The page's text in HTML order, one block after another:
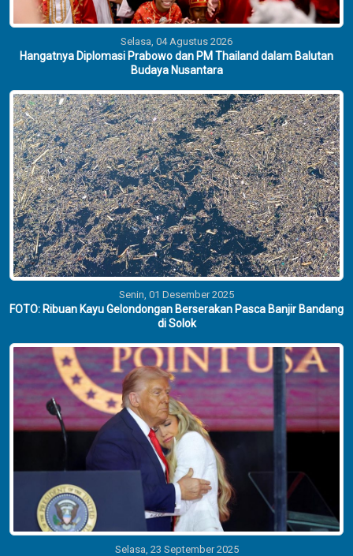
Selasa, 04 Agustus 2026
Hangatnya Diplomasi Prabowo dan PM Thailand dalam Balutan
Budaya Nusantara
Senin, 01 Desember 2025
FOTO: Ribuan Kayu Gelondongan Berserakan Pasca Banjir Bandang
di Solok
Selasa, 23 September 2025